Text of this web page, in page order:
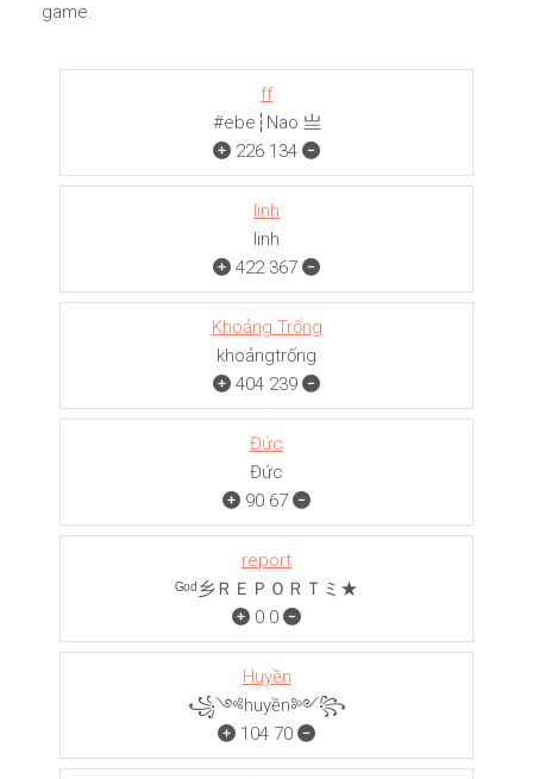
game.
ff
#ebe┆Nao 亗
226 134
linh
linh
422 367
Khoảng Trống
khoảngㅤㅤㅤtrống
404 239
Đức
Đức
90 67
report
ᴳᵒᵈ乡ＲＥＰＯＲＴミ★
0 0
Huyền
꧁༺huyền༻꧂
104 70